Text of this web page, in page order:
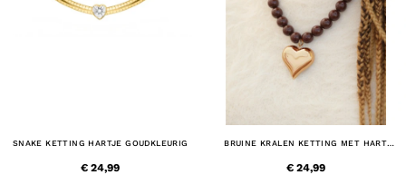
SNAKE KETTING HARTJE GOUDKLEURIG
€ 24,99
BRUINE KRALEN KETTING MET HART
€ 24,99